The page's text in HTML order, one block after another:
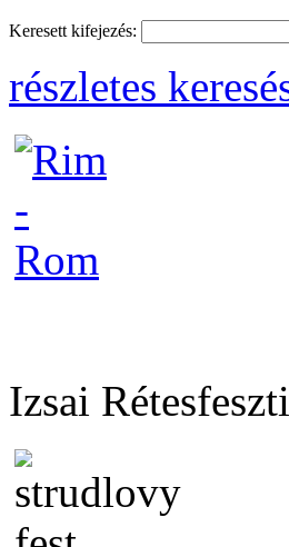
Keresett kifejezés:
részletes
Izsai